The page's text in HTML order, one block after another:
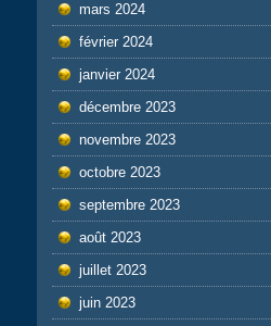
mars 2024
février 2024
janvier 2024
décembre 2023
novembre 2023
octobre 2023
septembre 2023
août 2023
juillet 2023
juin 2023